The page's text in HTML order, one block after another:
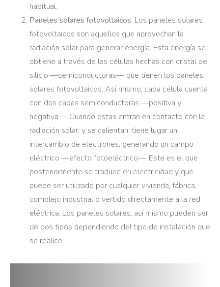
habitual.
Paneles solares fotovoltaicos: Los paneles solares
fotovoltaicos son aquellos que aprovechan la
radiación solar para generar energía. Esta energía se
obtiene a través de las células hechas con cristal de
silicio —semiconductoras— que tienen los paneles
solares fotovoltaicos. Así mismo, cada célula cuenta
con dos capas semiconductoras —positiva y
negativa—. Cuando estas entran en contacto con la
radiación solar, y se calientan, tiene lugar un
intercambio de electrones, generando un campo
eléctrico —efecto fotoeléctrico—. Este es el que
posteriormente se traduce en electricidad y que
puede ser utilizado por cualquier vivienda, fábrica,
complejo industrial o vertido directamente a la red
eléctrica. Los paneles solares, así mismo pueden ser
de dos tipos dependiendo del tipo de instalación que
se realice.